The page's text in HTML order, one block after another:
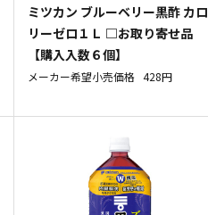
ミツカン ブルーベリー黒酢 カロ
リーゼロ１Ｌ □お取り寄せ品
【購入入数６個】
メーカー希望小売価格 428円